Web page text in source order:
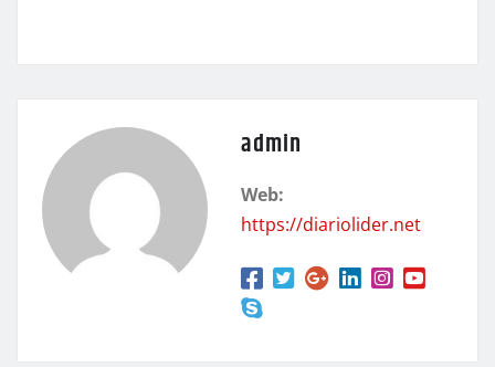
admin
Web:
https://diariolider.net